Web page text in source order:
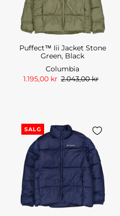
Puffect™ Iii Jacket Stone
Green, Black
Columbia
1.195,00 kr 2.043,00 kr
SALG